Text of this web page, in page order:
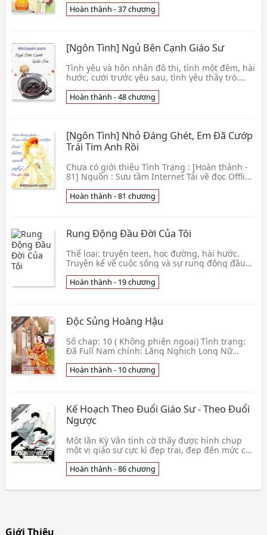
Phương Anh,👦 Hoàng PhươngAnh
Hoàn thành - 37 chương
[Ngôn Tình] Ngủ Bên Cạnh Giáo Sư
Tình yêu và hôn nhân đô thị, tình một đêm, hài
hước, cưới trước yêu sau, tình yêu thầy trò.
tầm Internet Xem thêm »
Hoàn thành - 48 chương
[Ngôn Tình] Nhỏ Đáng Ghét, Em Đã Cướp
Trái Tim Anh Rồi
Chưa có giới thiệu Tình Trạng : [Hoàn thành -
81] Nguồn : Sưu tầm Internet Tải về đọc Offline
Hoàn thành - 81 chương
Rung Động Đầu Đời Của Tôi
Thể loại: truyện teen, học đường, hài hước.
Truyện kể về cuộc sống và sự rung động đầu
đời của một cô gái tên là Hà Linh. Hà Linh vừa
tròn 16 tuổi, cô có tính cách điển hình của tất
cả các cô gái, sán
Hoàn thành - 19 chương
Độc Sủng Hoàng Hậu
Số chap: 10 ( Không phiên ngoại) Tình trạng:
Đã Full Nam chính: Lăng Nghịch Long Nữ
chính: Hàn Lăng Hy Thể loại: 3S,ngọt, sủng, cổ
trang, hà👦 Vương Khiết Băng Aka Yu
Hoàn thành - 10 chương
Kế Hoạch Theo Đuổi Giáo Sư - Theo Đuổi
Ngược
Một lần Kỳ Vân tình cờ thấy được hình chụp
một vị giáo sư cực kì đẹp trai, đẹp đến mức cô
phải ngỡ ngàng. Vì thế trong thâm tâm, cô
quyết đị👦 An Hi
Hoàn thành - 86 chương
Giới Thiệu